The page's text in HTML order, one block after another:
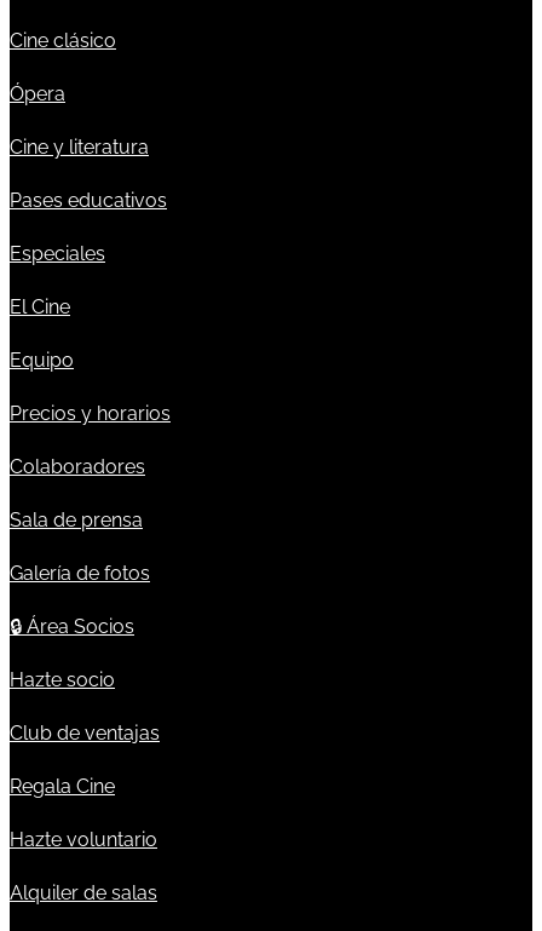
Cine clásico
Ópera
Cine y literatura
Pases educativos
Especiales
El Cine
Equipo
Precios y horarios
Colaboradores
Sala de prensa
Galería de fotos
🔒 Área Socios
Hazte socio
Club de ventajas
Regala Cine
Hazte voluntario
Alquiler de salas